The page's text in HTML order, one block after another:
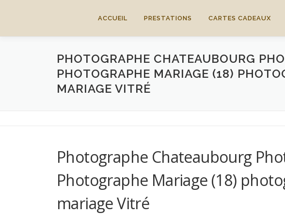
ACCUEIL PRESTATIONS CARTES CADEAUX
PHOTOGRAPHE CHATEAUBOURG
PHOTOGRAPHE MARIAGE (18)
MARIAGE VITRÉ
Photographe Chateaubourg
Photographe Mariage (18)
mariage Vitré